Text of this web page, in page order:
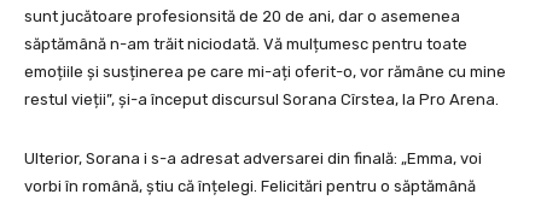
sunt jucătoare profesionsită de 20 de ani, dar o asemenea
săptămână n-am trăit niciodată. Vă mulțumesc pentru toate
emoțiile și susținerea pe care mi-ați oferit-o, vor rămâne cu mine
restul vieții”, și-a început discursul Sorana Cîrstea, la Pro Arena.
Ulterior, Sorana i s-a adresat adversarei din finală: „Emma, voi
vorbi în română, știu că înțelegi. Felicitări pentru o săptămână